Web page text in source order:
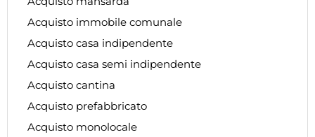
Acquisto immobile comunale
Acquisto casa indipendente
Acquisto casa semi indipendente
Acquisto cantina
Acquisto prefabbricato
Acquisto monolocale